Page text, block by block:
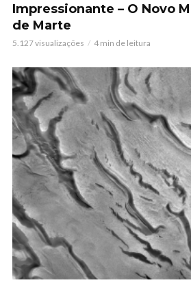
Impressionante – O Novo
de Marte
5.127 visualizações 4 min de leitura